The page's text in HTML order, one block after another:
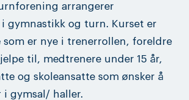
arrangerer
gymnastikk og turn. Kurset er
som er nye i trenerrollen, foreldre
til, medtrenere under 15 år,
og skoleansatte som ønsker å
gymsal/ haller.